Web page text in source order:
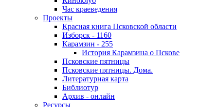
Час краеведения
Проекты
Красная книга Псковской области
Изборск - 1160
Карамзин - 255
История Карамзина о Пскове
Псковские пятницы
Псковские пятницы. Дома.
Литературная карта
Библиотур
Архив - онлайн
Ресурсы